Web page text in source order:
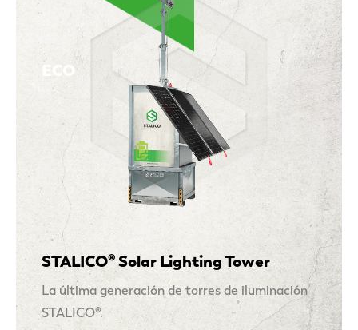
STALICO® Solar Lighting Tower
La última generación de torres de iluminación
STALICO®.
ECO